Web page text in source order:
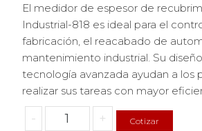
El medidor de espesor de
Industrial-818 es ideal para el
fabricación, el reacabado de
mantenimiento industrial. Su
tecnología avanzada ayudan a los
realizar sus tareas con mayor
-
Exploring
+ Cotizar